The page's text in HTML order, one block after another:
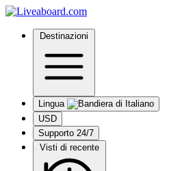
Destinazioni
Lingua
USD
Supporto 24/7
Visti di recente